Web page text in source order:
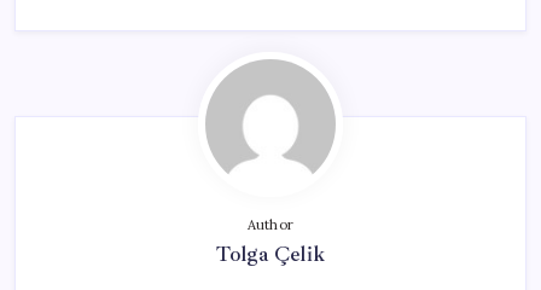
Author
Tolga Çelik